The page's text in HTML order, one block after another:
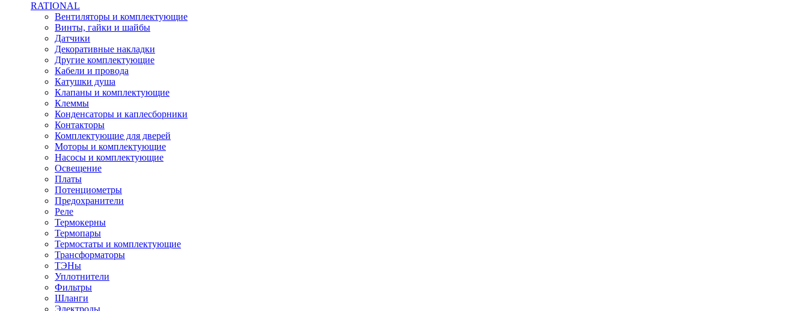
RATIONAL
Вентиляторы и комплектующие
Винты, гайки и шайбы
Датчики
Декоративные накладки
Другие комплектующие
Кабели и провода
Катушки душа
Клапаны и комплектующие
Клеммы
Конденсаторы и каплесборники
Контакторы
Комплектующие для дверей
Моторы и комплектующие
Насосы и комплектующие
Освещение
Платы
Потенциометры
Предохранители
Реле
Термокерны
Термопары
Термостаты и комплектующие
Трансформаторы
ТЭНы
Уплотнители
Фильтры
Шланги
Электроды